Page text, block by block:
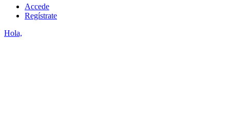
Accede
Regístrate
Hola,